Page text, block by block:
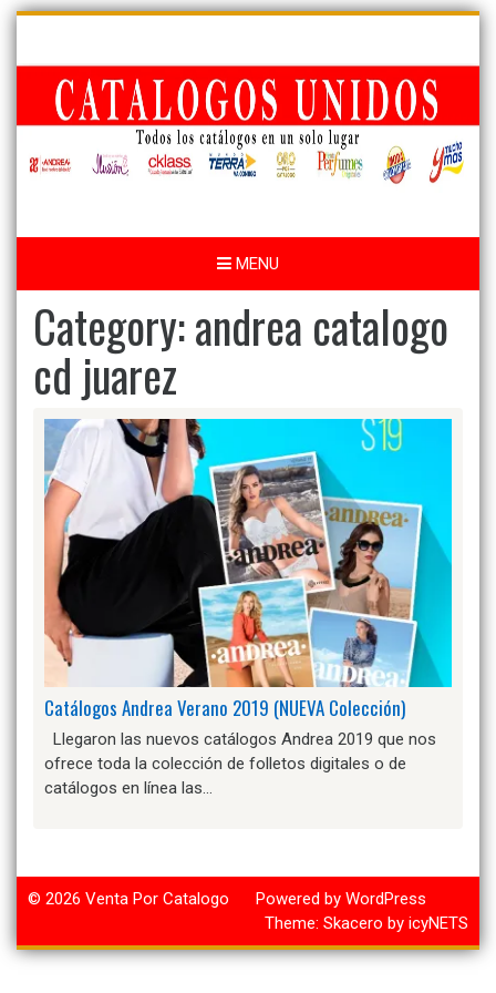
Skip
content
MENU
Category:andrea catalogo
cd juarez
Catálogos Andrea Verano 2019 (NUEVA Colección)
Llegaron las nuevos catálogos Andrea 2019 que nos
ofrece toda la colección de folletos digitales o de
catálogos en línea las…
© 2026 Venta Por Catalogo
Powered by WordPress
Theme: Skacero by icyNETS